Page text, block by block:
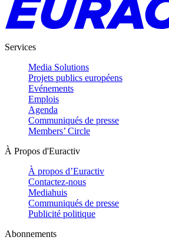
Services
Media Solutions
Projets publics européens
Evénements
Emplois
Agenda
Communiqués de presse
Members’ Circle
À Propos d'Euractiv
À propos d’Euractiv
Contactez-nous
Mediahuis
Communiqués de presse
Publicité politique
Abonnements